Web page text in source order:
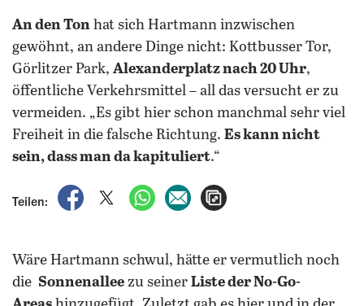
An den Ton hat sich Hartmann inzwischen
gewöhnt, an andere Dinge nicht: Kottbusser Tor,
Görlitzer Park, Alexanderplatz nach 20 Uhr,
öffentliche Verkehrsmittel – all das versucht er zu
vermeiden. „Es gibt hier schon manchmal sehr viel
Freiheit in die falsche Richtung. Es kann nicht
sein, dass man da kapituliert.“
Teilen:
auf Facebook teilen
auf X teilenper WhatsApp teilen
per E-Mail teilen
Wäre Hartmann schwul, hätte er vermutlich noch
die Sonnenallee zu seiner Liste der No-Go-